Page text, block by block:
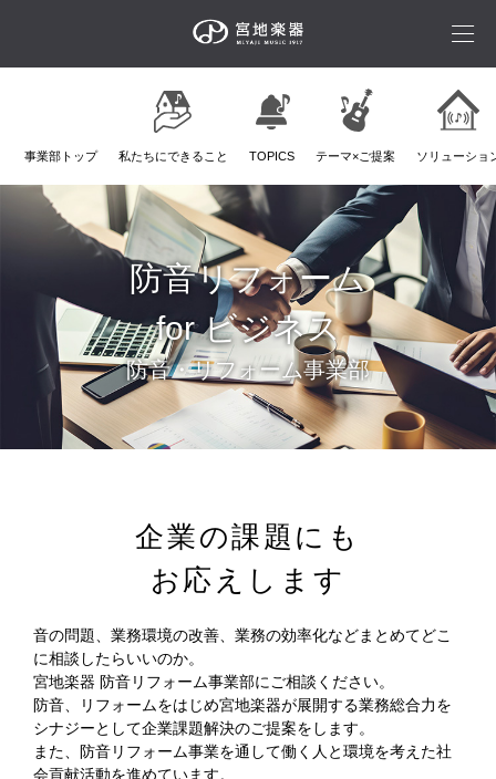
事業部トップ 私たちにできること TOPICS テーマ×ご提案 ソリューショ
防音リフォーム
for ビジネス
防音・リフォーム事業部
企業の課題にも
お応えします
音の問題、業務環境の改善、業務の効率化などまとめてどこ
に相談したらいいのか。
宮地楽器 防音リフォーム事業部にご相談ください。
防音、リフォームをはじめ宮地楽器が展開する業務総合力を
シナジーとして企業課題解決のご提案をします。
また、防音リフォーム事業を通して働く人と環境を考えた社
会貢献活動を進めています。